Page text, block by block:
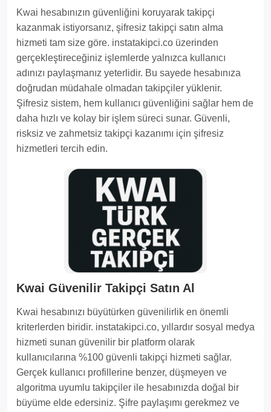
Kwai hesabınızın güvenliğini koruyarak takipçi
kazanmak istiyorsanız, şifresiz takipçi satın alma
hizmeti tam size göre. instatakipci.co üzerinden
gerçekleştireceğiniz işlemlerde yalnızca kullanıcı
adınızı paylaşmanız yeterlidir. Bu sayede hesabınıza
doğrudan müdahale olmadan takipçiler yüklenir.
Şifresiz sistem, hem kullanıcı güvenliğini sağlar hem de
daha hızlı ve kolay bir işlem süreci sunar. Güvenli,
risksiz ve zahmetsiz takipçi kazanımı için şifresiz
hizmetleri tercih edin.
Kwai Güvenilir Takipçi Satın Al
Kwai hesabınızı büyütürken güvenilirlik en önemli
kriterlerden biridir. instatakipci.co, yıllardır sosyal medya
hizmeti sunan güvenilir bir platform olarak
kullanıcılarına %100 güvenli takipçi hizmeti sağlar.
Gerçek kullanıcı profillerine benzer, düşmeyen ve
algoritma uyumlu takipçiler ile hesabınızda doğal bir
büyüme elde edersiniz. Şifre paylaşımı gerekmez ve